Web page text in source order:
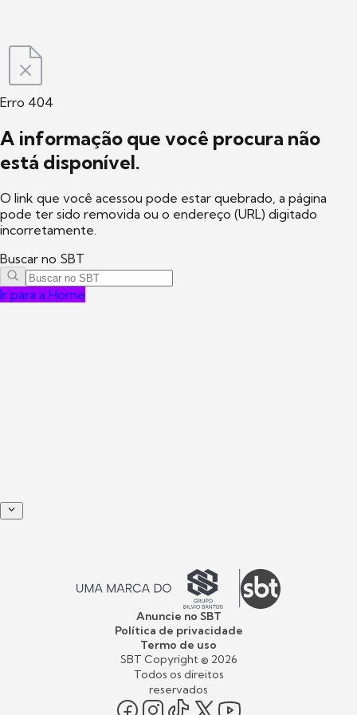
Erro 404
A informação que você procura não
está disponível.
O link que você acessou pode estar quebrado, a página
pode ter sido removida ou o endereço (URL) digitado
incorretamente.
Buscar no SBT
Ir para a Home
Anuncie no SBT
Política de privacidade
Termo de uso
SBT Copyright © 2026
Todos os direitos
reservados